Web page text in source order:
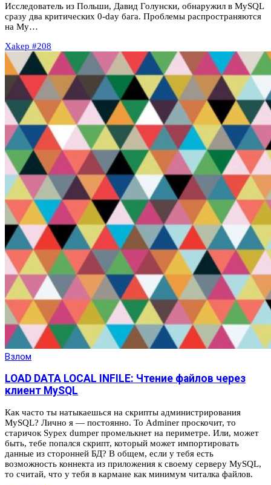
Исследователь из Польши, Давид Голунски, обнаружил в MySQL
сразу два критических 0-day бага. Проблемы распространяются
на My…
Xakep #208
Взлом
LOAD DATA LOCAL INFILE: Чтение файлов через
клиент MySQL
Как часто ты натыкаешься на скрипты администрирования
MySQL? Лично я — постоянно. То Adminer проскочит, то
старичок Sypex dumper промелькнет на периметре. Или, может
быть, тебе попался скрипт, который может импортировать
данные из сторонней БД? В общем, если у тебя есть
возможность коннекта из приложения к своему серверу MySQL,
то считай, что у тебя в кармане как минимум читалка файлов.